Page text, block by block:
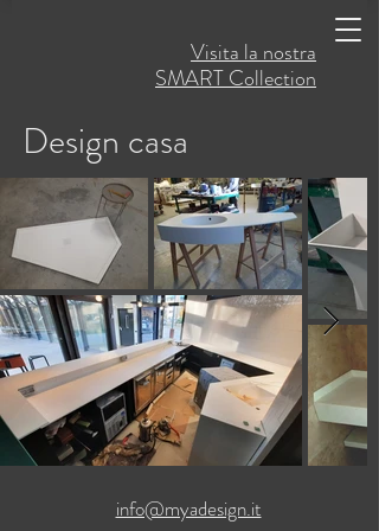
Visita la nostra
SMART Collection
Design casa
info@myadesign.it